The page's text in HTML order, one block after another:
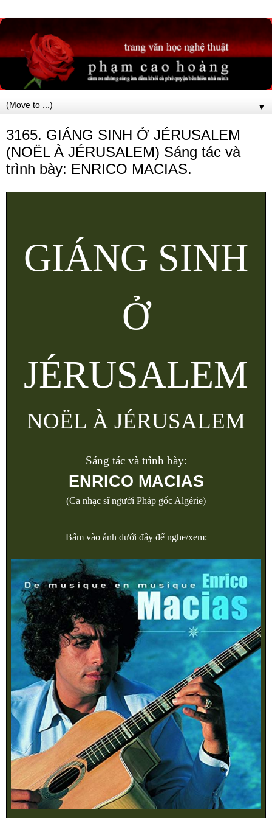
▼
3165. GIÁNG SINH Ở JÉRUSALEM
(NOËL À JÉRUSALEM) Sáng tác và
trình bày: ENRICO MACIAS.
GIÁNG SINH
Ở
JÉRUSALEM
NOËL À JÉRUSALEM
Sáng tác và trình bày:
ENRICO MACIAS
(Ca nhạc sĩ người Pháp gốc Algérie)
Bấm vào ảnh dưới đây để nghe/xem: